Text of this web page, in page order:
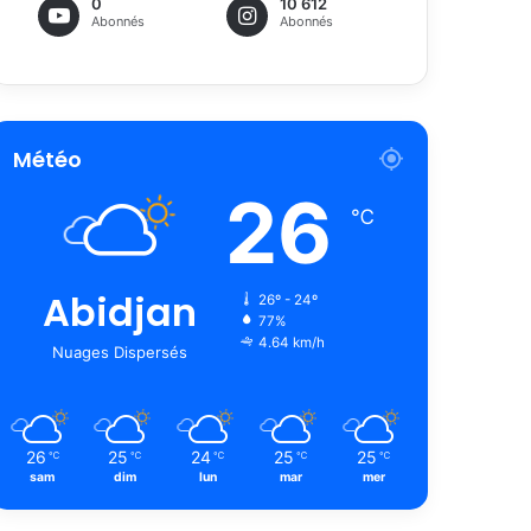
Abonnés Abonnés
Météo
Abidjan
Nuages Dispersés
26 ℃
26º - 24º
77%
4.64 km/h
26 ℃
sam
25 ℃
dim
24 ℃
lun
25 ℃
mar
25 ℃
mer